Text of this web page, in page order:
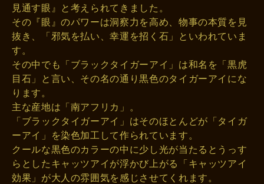
見通す眼』と考えられてきました。
その『眼』のパワーは洞察力を高め、物事の本質を見
抜き、「邪気を払い、幸運を招く石」といわれていま
す。
その中でも「ブラックタイガーアイ」は和名を「黒虎
目石」と言い、その名の通り黒色のタイガーアイにな
ります。
主な産地は「南アフリカ」。
「ブラックタイガーアイ」はそのほとんどが「タイガ
ーアイ」を染色加工して作られています。
クールな黒色のカラーの中に少し光が当たるとうっす
らとしたキャッツアイが浮かび上がる「キャッツアイ
効果」が大人の雰囲気を感じさせてくれます。